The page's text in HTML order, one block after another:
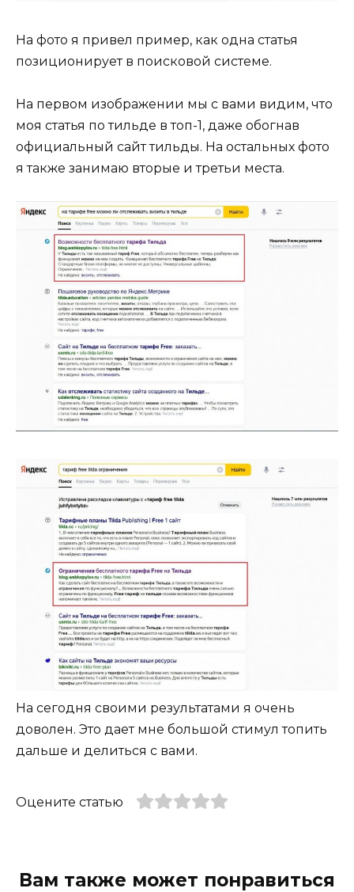
На фото я привел пример, как одна статья
позиционирует в поисковой системе.
На первом изображении мы с вами видим, что
моя статья по тильде в топ-1, даже обогнав
официальный сайт тильды. На остальных фото
я также занимаю вторые и третьи места.
На сегодня своими результатами я очень
доволен. Это дает мне большой стимул топить
дальше и делиться с вами.
Оцените статью
Вам также может понравиться